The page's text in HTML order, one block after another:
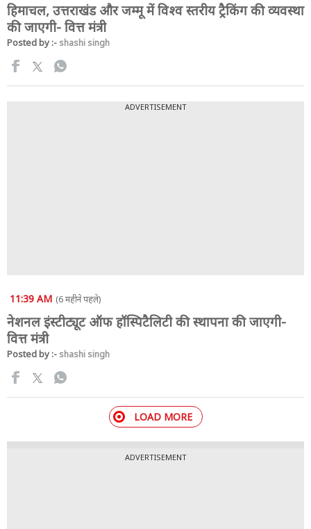
हिमाचल, उत्तराखंड और जम्मू में विश्व स्तरीय ट्रैकिंग की व्यवस्था
की जाएगी- वित्त मंत्री
Posted by :- shashi singh
ADVERTISEMENT
11:39 AM (6 महीने पहले)
नेशनल इंस्टीट्यूट ऑफ हॉस्पिटैलिटी की स्थापना की जाएगी-
वित्त मंत्री
Posted by :- shashi singh
LOAD MORE
ADVERTISEMENT